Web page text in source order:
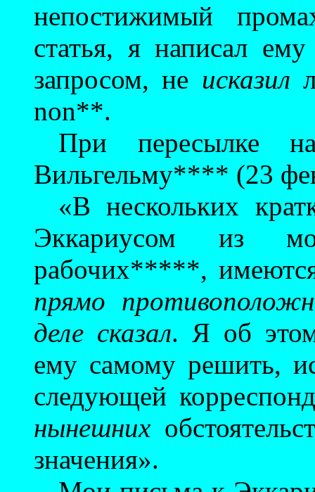
непостижимый
статья, я написал
запросом, не исказил
non**.
При пересылке
Вильгельму**** (23
«В нескольких
Эккариусом из
рабочих*****,
прямо
деле сказал. Я об этом
ему самому решить,
следующей
нынешних
значения».